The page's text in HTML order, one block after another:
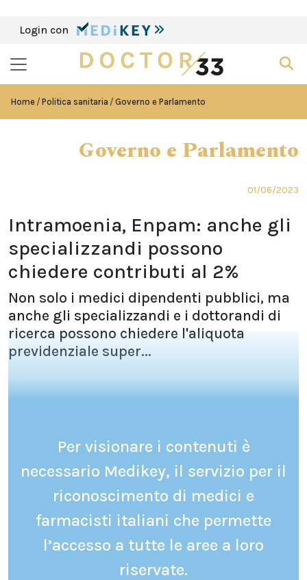
Login con
Home Politica sanitaria Governo e Parlamento
Governo e Parlamento
01/06/2023
Intramoenia, Enpam: anche gli
specializzandi possono
chiedere contributi al 2%
Non solo i medici dipendenti pubblici, ma
anche gli specializzandi e i dottorandi di
ricerca possono chiedere l'aliquota
previdenziale super...
Per visionare i contenuti è
necessario Medikey, il servizio per il
riconoscimento di medici e
farmacisti italiani che permette
l’accesso a tutte le aree a loro
riservate.